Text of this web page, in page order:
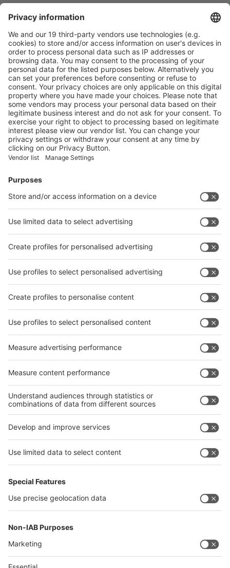
Die Anmeldeunterlagen für die indischen Fachmessen
wire India, Tube India und Metallurgy India sind ab Mai
2018 erhältlich. Das Messetrio findet gemeinsam vom 27.
bis 29. November 2018 in Mumbai statt.
Die wire India wird ebenfalls vom Verband der Draht- und
Kabelmaschinenhersteller (VDKM), die Tube India von der
ITA und die Metallurgy India vom Verband Deutscher
Maschinen und Anlagenbau (VDMA) ideell und fachlich
unterstützt. Anmeldeschluss für das indische Messetrio
ist Ende August 2018.
Firmengemeinschaftsbeteiligung in China und Indien
erhalten einen reduzierten Beteiligungsbeitrag für
Betreuung durch die Messe Düsseldorf im Vorfeld und
Reiseplanung, bei Zoll- und anderen Formalitäten und im
Kostenfreie Eintrittskarten für Kunden und
Geschäftspartner sowie begleitende Werbe- und
Pressemaßnahmen sorgen für eine optimale Platzierung
der Fachmessen in der Öffentlichkeit.
Interessenten für wire China und Tube China 2018 sowie
für wire India, Tube India und Metallurgy India 2018
wenden sich bitte direkt an die Messe Düsseldorf, Katja
Burbulla unterBurbullaK@messe-duesseldorf.de
Tel: 0049 (0)211 4560 77 07, Fax: 0049 (0)211 4560 87 7707.
Your press contact in Germany:
Petra Hartmann-Bresgen M.A.
E-Mail: HartmannP@messe-duesseldorf.de
Quick Links
Show Brochure